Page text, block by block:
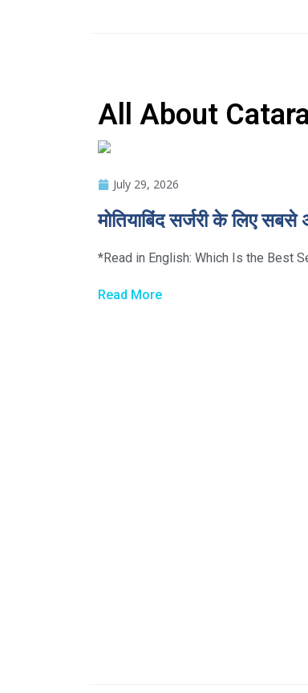
All About
July 29, 2026
मोतियाबिंद सर्जरी के लिए सबसे
*Read in English: Which Is the Best
Read More